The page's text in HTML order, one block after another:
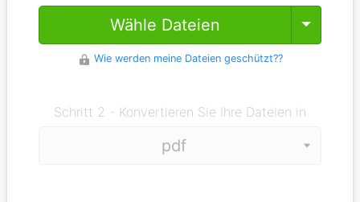
Wähle Dateien Toggle
Wie werden meine Dateien geschützt??
Schritt 2 - Konvertieren Sie Ihre Dateien in